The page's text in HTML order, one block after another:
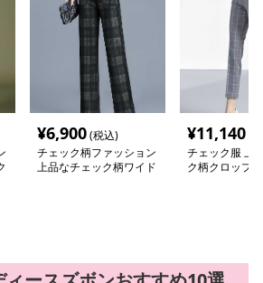
¥6,900(税込)
チェック柄ファッション
上品なチェック柄ワイド
¥11,140
チェック服 上
ク柄クロップ